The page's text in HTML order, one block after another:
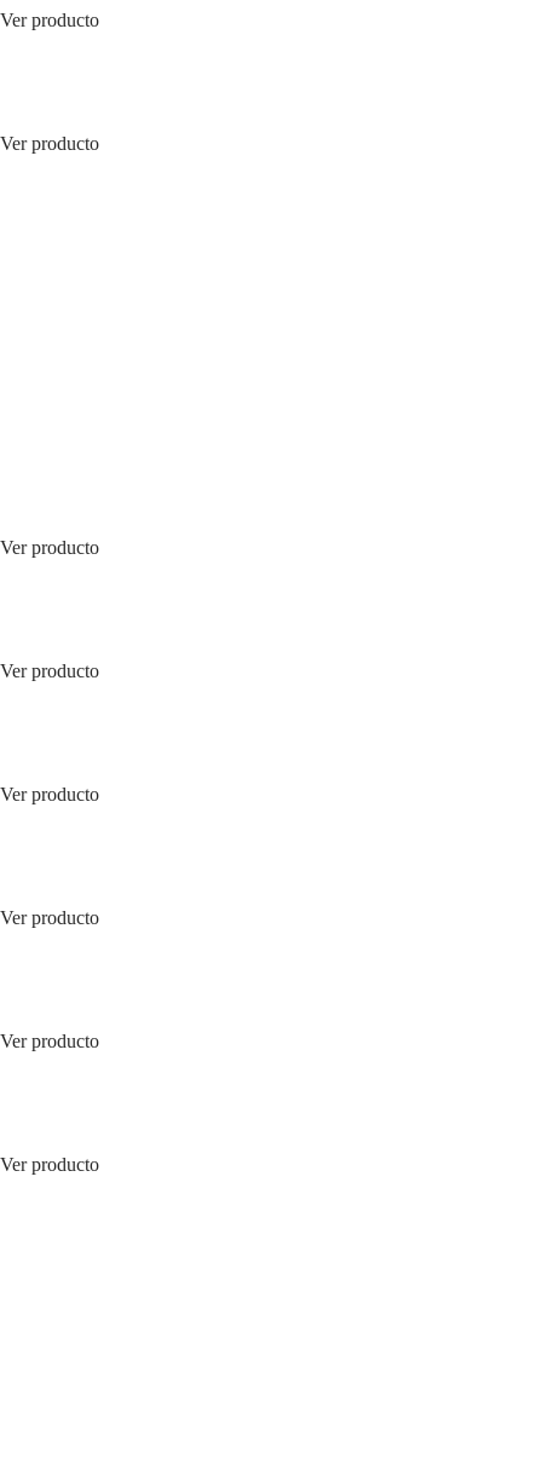
Ver producto
Ver producto
Ver producto
Ver producto
Ver producto
Ver producto
Ver producto
Ver producto